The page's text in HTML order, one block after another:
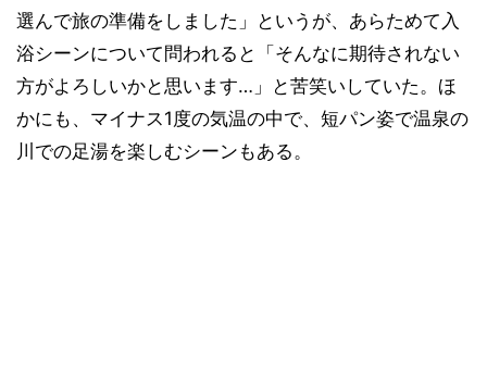
選んで旅の準備をしました」というが、あらためて入
浴シーンについて問われると「そんなに期待されない
方がよろしいかと思います…」と苦笑いしていた。ほ
かにも、マイナス1度の気温の中で、短パン姿で温泉の
川での足湯を楽しむシーンもある。